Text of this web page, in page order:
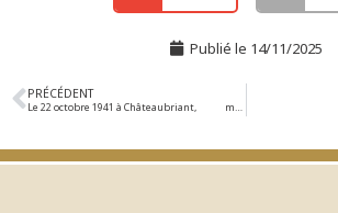
Publié le 14/11/2025
PRÉCÉDENT